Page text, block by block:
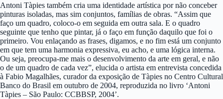
Antoni Tàpies também cria uma identidade artística por não conceber
pinturas isoladas, mas sim conjuntos, famílias de obras. “Assim que
faço um quadro, coloco-o em seguida em outra sala. E o quadro
seguinte que tenho que pintar, já o faço em função daquilo que foi o
primeiro. Vou enlaçando as frases, digamos, e no fim está um conjunto
em que tem uma harmonia expressiva, eu acho, e uma lógica interna.
Ou seja, preocupa-me mais o desenvolvimento da arte em geral, e não
o de um quadro de cada vez”, elucida o artista em entrevista concedida
à Fabio Magalhães, curador da exposição de Tàpies no Centro Cultural
Banco do Brasil em outubro de 2004, reproduzida no livro ‘Antoni
Tàpies – São Paulo: CCBBSP, 2004’.